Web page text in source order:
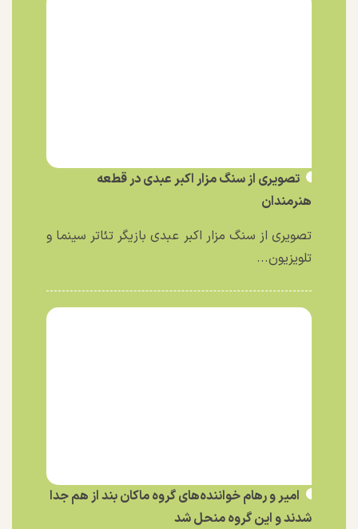
تصویری از سنگ مزار اکبر عبدی در قطعه
هنرمندان
تصویری از سنگ مزار اکبر عبدی بازیگر تئاتر سینما و
تلویزیون...
امیر و رهام خواننده‌های گروه ماکان بند از هم جدا
شدند و این گروه منحل شد